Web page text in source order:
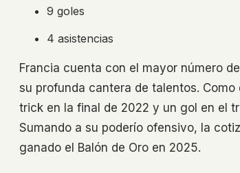
9 goles
4 asistencias
Francia cuenta con el mayor número
su profunda cantera de talentos.
trick en la final de 2022 y un gol en el
Sumando a su poderío ofensivo, la
ganado el Balón de Oro en 2025.